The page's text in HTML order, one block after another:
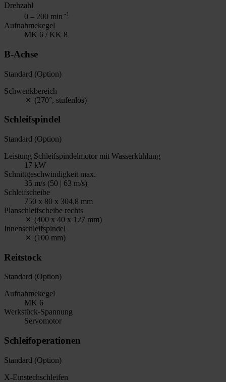
Drehzahl
0 – 200 min -1
Aufnahmekegel
MK 6 / KK 8
B-Achse
Standard (Option)
Schwenkbereich
(270°, stufenlos)
Schleifspindel
Standard (Option)
Leistung Schleifspindelmotor mit Wasserkühlung
17 kW
Schnittgeschwindigkeit max.
35 m/s (50 | 63 m/s)
Schleifscheibe
750 x 80 x 304,8 mm
Planschleifscheibe rechts
(400 x 40 x 127 mm)
Innenschleifspindel
(100 mm)
Reitstock
Standard (Option)
Aufnahmekegel
MK 6
Werkstück-Spannung
Servomotor
Schleifoperationen
Standard (Option)
X-Einstechschleifen